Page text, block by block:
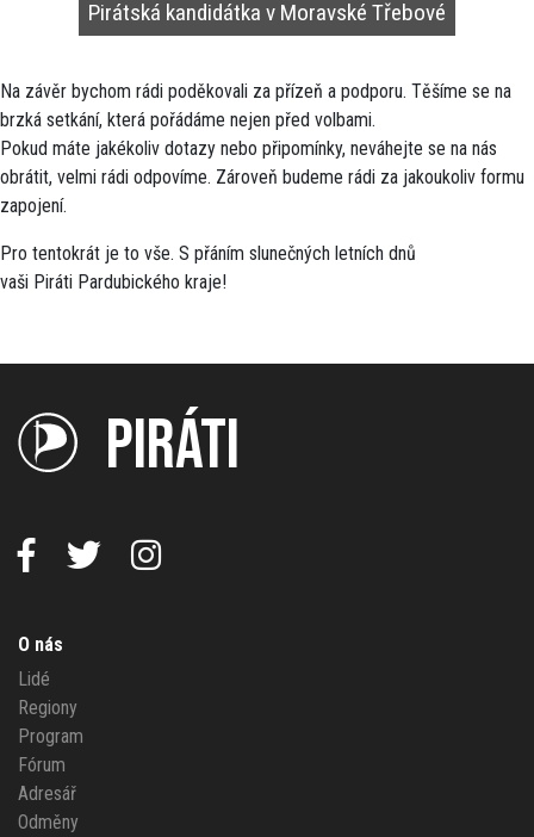
Pirátská kandidátka v Moravské Třebové
Na závěr bychom rádi poděkovali za přízeň a podporu. Těšíme se na
brzká setkání, která pořádáme nejen před volbami.
Pokud máte jakékoliv dotazy nebo připomínky, neváhejte se na nás
obrátit, velmi rádi odpovíme. Zároveň budeme rádi za jakoukoliv formu
zapojení.
Pro tentokrát je to vše. S přáním slunečných letních dnů
vaši Piráti Pardubického kraje!
PIRÁTI
O nás
Lidé
Regiony
Program
Fórum
Adresář
Odměny